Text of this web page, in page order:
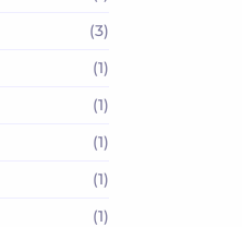
(3)
(1)
(1)
(1)
(1)
(1)